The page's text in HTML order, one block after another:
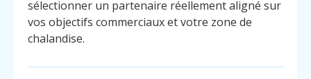
sélectionner un partenaire réellement aligné sur
vos objectifs commerciaux et votre zone de
chalandise.